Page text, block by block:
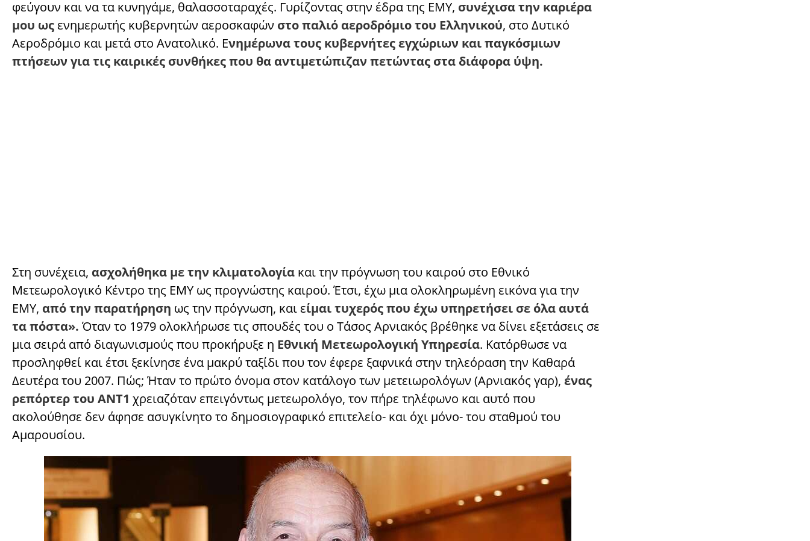
φεύγουν και να τα κυνηγάμε, θαλασσοταραχές. Γυρίζοντας στην έδρα της ΕΜΥ, συνέχισα την καριέρα
μου ως ενημερωτής κυβερνητών αεροσκαφών στο παλιό αεροδρόμιο του Ελληνικού, στο Δυτικό
Αεροδρόμιο και μετά στο Ανατολικό. Ενημέρωνα τους κυβερνήτες εγχώριων και παγκόσμιων
πτήσεων για τις καιρικές συνθήκες που θα αντιμετώπιζαν πετώντας στα διάφορα ύψη.
Στη συνέχεια, ασχολήθηκα με την κλιματολογία και την πρόγνωση του καιρού στο Εθνικό
Μετεωρολογικό Κέντρο της ΕΜΥ ως προγνώστης καιρού. Έτσι, έχω μια ολοκληρωμένη εικόνα για την
ΕΜΥ, από την παρατήρηση ως την πρόγνωση, και είμαι τυχερός που έχω υπηρετήσει σε όλα αυτά
τα πόστα». Όταν το 1979 ολοκλήρωσε τις σπουδές του ο Τάσος Αρνιακός βρέθηκε να δίνει εξετάσεις σε
μια σειρά από διαγωνισμούς που προκήρυξε η Εθνική Μετεωρολογική Υπηρεσία. Κατόρθωσε να
προσληφθεί και έτσι ξεκίνησε ένα μακρύ ταξίδι που τον έφερε ξαφνικά στην τηλεόραση την Καθαρά
Δευτέρα του 2007. Πώς; Ήταν το πρώτο όνομα στον κατάλογο των μετειωρολόγων (Αρνιακός γαρ), ένας
ρεπόρτερ του ΑΝΤ1 χρειαζόταν επειγόντως μετεωρολόγο, τον πήρε τηλέφωνο και αυτό που
ακολούθησε δεν άφησε ασυγκίνητο το δημοσιογραφικό επιτελείο- και όχι μόνο- του σταθμού του
Αμαρουσίου.